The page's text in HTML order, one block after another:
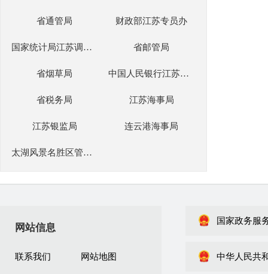
省通管局 财政部江苏专员办
国家统计局江苏调查总队 省邮管局
省烟草局 中国人民银行江苏省分行
省税务局 江苏海事局
江苏银监局 连云港海事局
太湖风景名胜区管理委员会办公室
网站信息
联系我们 网站地图
国家政务服
中华人民共